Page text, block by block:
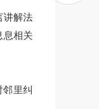
讲解法
息相关
里纠